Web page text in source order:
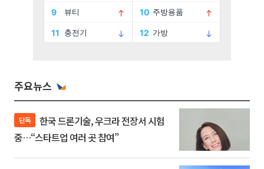
주요뉴스
단독
중…“스타트업 여러 곳 참여”